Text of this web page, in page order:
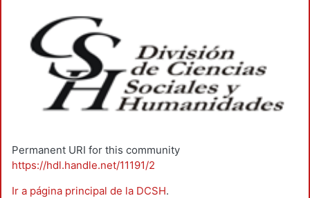
Permanent URI for this community
https://hdl.handle.net/11191/2
Ir a página principal de la DCSH.